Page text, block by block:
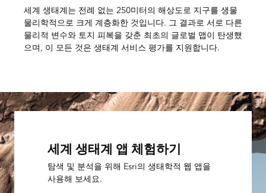
세계 생태계는 전례 없는 250미터의 해상도로 지구를 생물
물리학적으로 크게 계층화한 것입니다. 그 결과로 서로 다른
물리적 변수와 토지 피복을 갖춘 최초의 글로벌 맵이 탄생했
으며, 이 모든 것은 생태계 서비스 평가를 지원합니다.
세계 생태계 앱 체험하기
탐색 및 분석을 위해 Esri의 생태학적 웹 앱을
사용해 보세요.